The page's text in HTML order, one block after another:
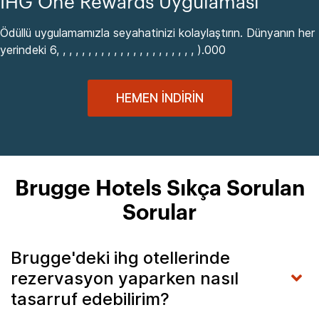
Ödüllü uygulamamızla seyahatinizi kolaylaştırın. Dünyanın her
yerindeki 6, , , , , , , , , , , , , , , , , , , , , , ).000
HEMEN İNDIRIN
Brugge Hotels Sıkça Sorulan
Sorular
Brugge'deki ihg otellerinde
rezervasyon yaparken nasıl
tasarruf edebilirim?